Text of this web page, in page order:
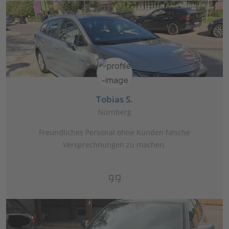
Tobias S.
Nürnberg
Freundliches Personal ohne Kunden falsche
Versprechnungen zu machen.